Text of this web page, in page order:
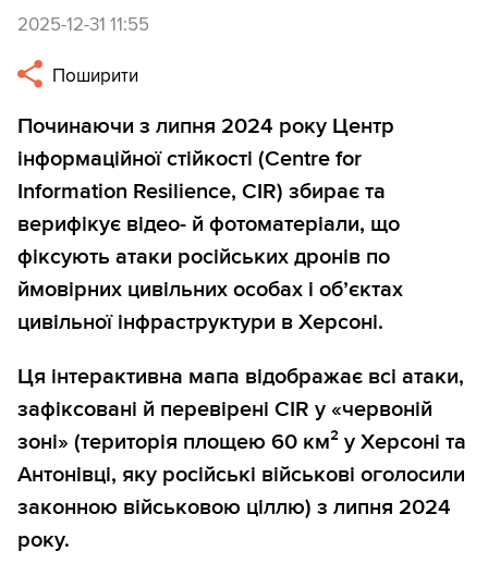
2025-12-31 11:55
Поширити
Починаючи з липня 2024 року Центр
інформаційної стійкості (Centre for
Information Resilience, CIR) збирає та
верифікує відео- й фотоматеріали, що
фіксують атаки російських дронів по
ймовірних цивільних особах і об’єктах
цивільної інфраструктури в Херсоні.
Ця інтерактивна мапа відображає всі атаки,
зафіксовані й перевірені CIR у «червоній
зоні» (територія площею 60 км² у Херсоні та
Антонівці, яку російські військові оголосили
законною військовою ціллю) з липня 2024
року.